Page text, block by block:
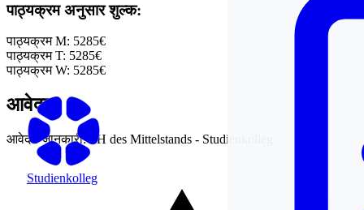
Studienkolleg
पाठ्यक्रम अनुसार शुल्क:
पाठ्यक्रम M: 5285€
पाठ्यक्रम T: 5285€
पाठ्यक्रम W: 5285€
आवेदन
आवेदन जानकारी: FH des Mittelstands - Studienkolleg